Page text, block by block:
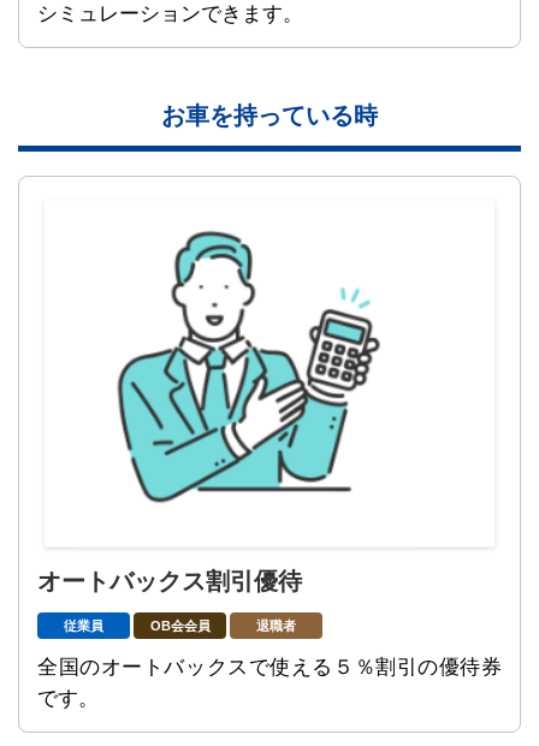
シミュレーションできます。
お車を持っている時
オートバックス割引優待
従業員 OB会会員 退職者
全国のオートバックスで使える５％割引の優待券
です。